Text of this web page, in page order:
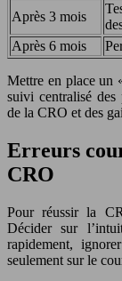
Après 3 mois
Après 6 mois
Mettre en place un
suivi centralisé des
de la CRO et des
Erreurs
CRO
Pour réussir la
Décider sur
rapidement,
seulement sur le